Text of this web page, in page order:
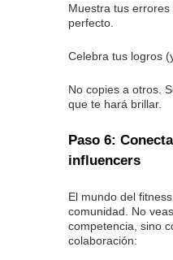
Muestra tus
perfecto.
Celebra tus logros
No copies a otros.
que te hará brillar.
Paso 6:
influencers
El mundo del
comunidad. No
competencia, sino
colaboración: